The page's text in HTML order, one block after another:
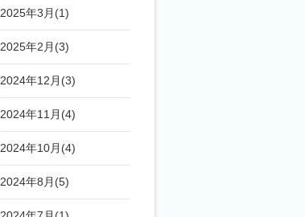
2025年3月(1)
2025年2月(3)
2024年12月(3)
2024年11月(4)
2024年10月(4)
2024年8月(5)